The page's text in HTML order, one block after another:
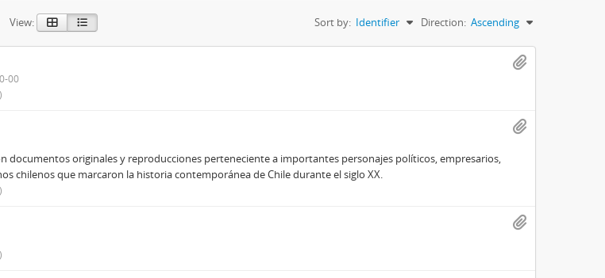
View: Sort by: Identifier Direction: Ascending
00
documentos originales y reproducciones perteneciente a importantes personajes políticos, empresarios,
chilenos que marcaron la historia contemporánea de Chile durante el siglo XX.